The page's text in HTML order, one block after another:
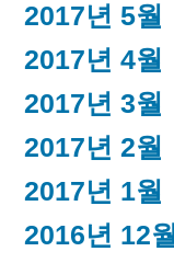
2017년 5월
2017년 4월
2017년 3월
2017년 2월
2017년 1월
2016년 12월